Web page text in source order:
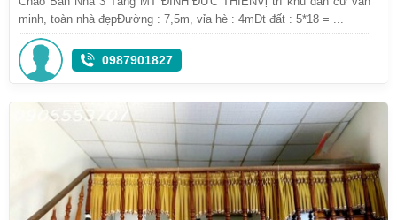
minh, toàn nhà đẹpĐường : 7,5m, vỉa hè : 4mDt đất : 5*18 = ...
0987901827